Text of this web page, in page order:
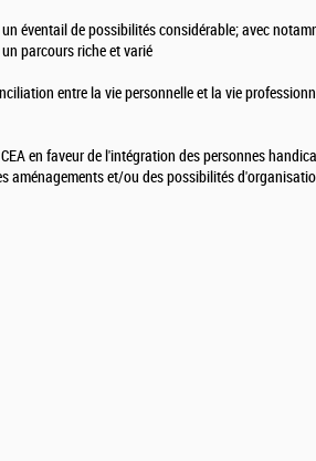
éventail de possibilités considérable; avec
parcours riche et varié
entre la vie personnelle et la vie
en faveur de l'intégration des personnes
aménagements et/ou des possibilités